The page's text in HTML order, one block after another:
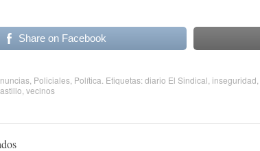
Share on Facebook
Policiales Política . Etiquetas:diario El Sindical inseguridad
vecinos